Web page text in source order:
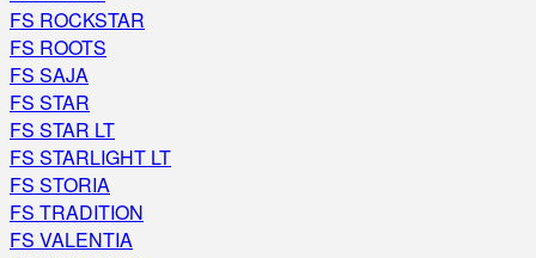
FS ROCKSTAR
FS ROOTS
FS SAJA
FS STAR
FS STAR LT
FS STARLIGHT LT
FS STORIA
FS TRADITION
FS VALENTIA